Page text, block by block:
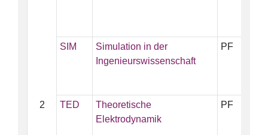
2
SIM
Simulation in der
Ingenieurswissenschaft
PF
TED
Theoretische
Elektrodynamik
PF